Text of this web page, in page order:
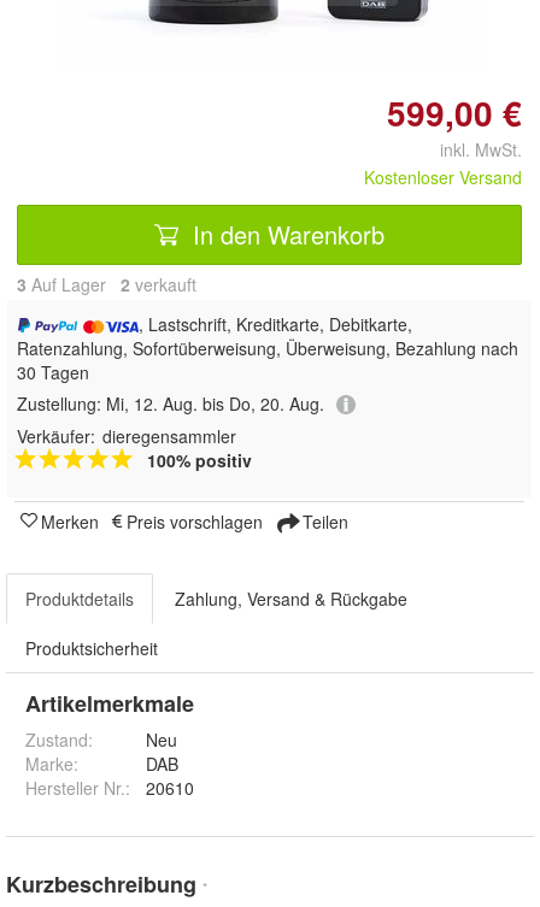
599,00 €
inkl. MwSt.
Kostenloser Versand
In den Warenkorb
3 Auf Lager 2 verkauft
, Lastschrift, Kreditkarte, Debitkarte,
Ratenzahlung, Sofortüberweisung, Überweisung, Bezahlung nach
30 Tagen
Zustellung: Mi, 12. Aug. bis Do, 20. Aug.
Verkäufer: dieregensammler
100% positiv
Merken Preis vorschlagen Teilen
Produktdetails Zahlung, Versand & Rückgabe
Produktsicherheit
Artikelmerkmale
Zustand:
Neu
Marke:
DAB
Hersteller Nr.:
20610
Kurzbeschreibung *